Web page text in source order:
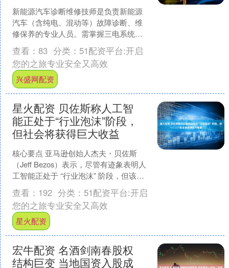
新能源汽车诊断维修技师是负责新能源
汽车（含纯电、混动等）故障诊断、维
修保养的专业人员。需掌握三电系统
（电池、电机、电控）及传统部件技
术，使用专用设备排查问题，确....
查看： 83 分类： 51配资平台:开启
您的之旅专业安全又高效
兴盛网配资
星火配资 贝佐斯称人工智
能正处于“行业泡沫”阶段，
但社会将获得巨大收益
核心要点 亚马逊创始人杰夫・贝佐斯
（Jeff Bezos）表示，尽管有迹象表明人
工智能正处于 “行业泡沫” 阶段，但该技
术 “真实存在，且将改变所有行业”。他
向....
查看： 192 分类： 51配资平台:开启
您的之旅专业安全又高效
星火配资
宏牛配资 名酒剑南春股权
结构巨变 当地国资入股成